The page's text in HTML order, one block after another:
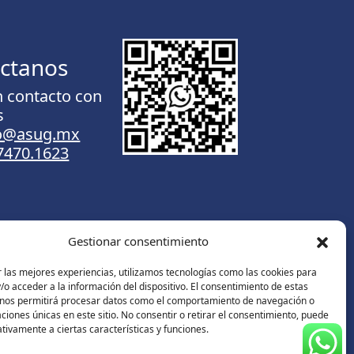
Gestionar consentimiento
las mejores experiencias, utilizamos tecnologías como las cookies para
acceder a la información del dispositivo. El consentimiento de estas
permitirá procesar datos como el comportamiento de navegación o
únicas en este sitio. No consentir o retirar el consentimiento, puede
a ciertas características y funciones.
contacto con
Contáctanos